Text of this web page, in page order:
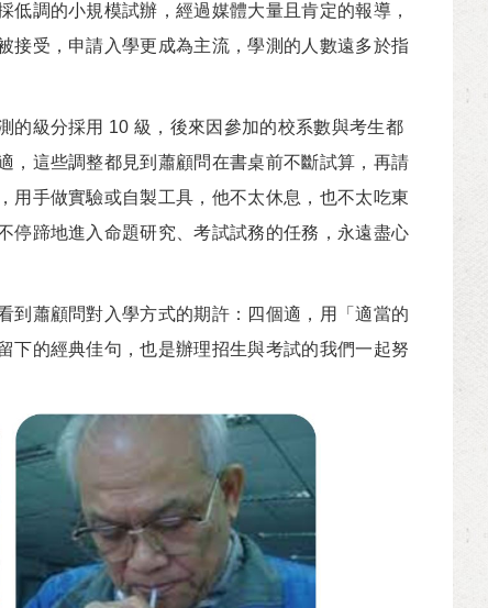
調的小規模試辦，經過媒體大量且肯定的報導，
接受，申請入學更成為主流，學測的人數遠多於指
級分採用 10 級，後來因參加的校系數與考生都
，這些調整都見到蕭顧問在書桌前不斷試算，再請
用手做實驗或自製工具，他不太休息，也不太吃東
停蹄地進入命題研究、考試試務的任務，永遠盡心
蕭顧問對入學方式的期許：四個適，用「適當的
下的經典佳句，也是辦理招生與考試的我們一起努